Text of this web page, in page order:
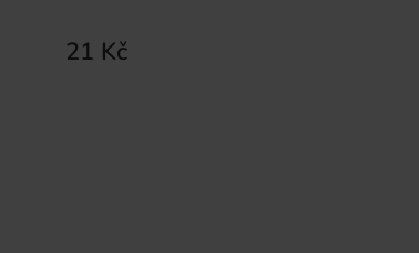
21 Kč